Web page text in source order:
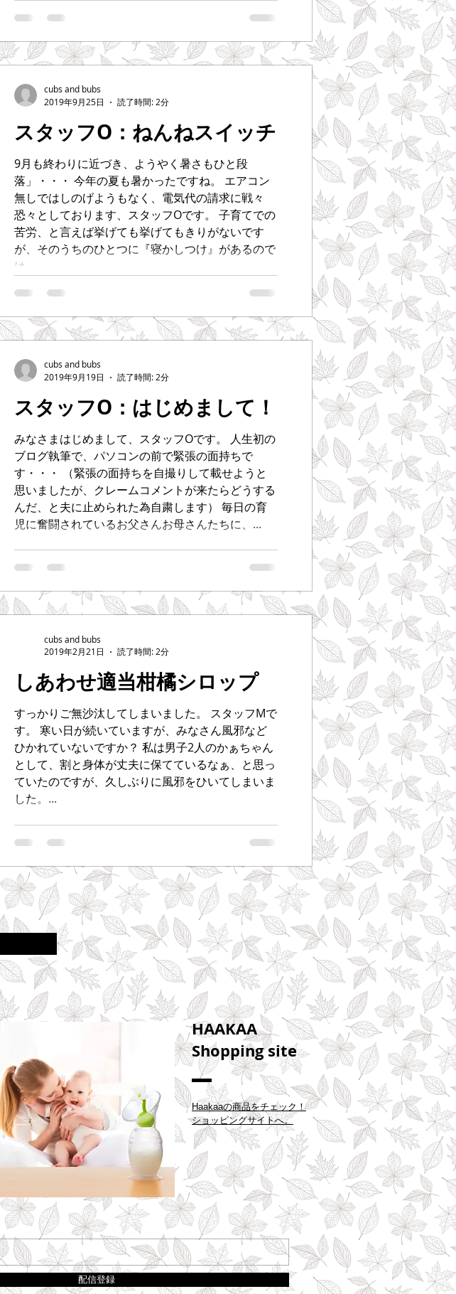
スタッフO：ねんねスイッチ
9月も終わりに近づき、ようやく暑さもひと段
落」・・・ 今年の夏も暑かったですね。 エアコン
無しではしのげようもなく、電気代の請求に戦々
恐々としております、スタッフOです。 子育てでの
苦労、と言えば挙げても挙げてもきりがないです
が、そのうちのひとつに『寝かしつけ』があるので
は...
cubs and bubs
2019年9月25日
読了時間: 2分
スタッフO：はじめまして！
みなさまはじめまして、スタッフOです。 人生初の
ブログ執筆で、パソコンの前で緊張の面持ちで
す・・・ （緊張の面持ちを自撮りして載せようと
思いましたが、クレームコメントが来たらどうする
んだ、と夫に止められた為自粛します） 毎日の育
児に奮闘されているお父さんお母さんたちに、...
cubs and bubs
2019年9月19日
読了時間: 2分
しあわせ適当柑橘シロップ
すっかりご無沙汰してしまいました。 スタッフMで
す。 寒い日が続いていますが、みなさん風邪など
ひかれていないですか？ 私は男子2人のかぁちゃん
として、割と身体が丈夫に保てているなぁ、と思っ
ていたのですが、久しぶりに風邪をひいてしまいま
した。...
cubs and bubs
2019年2月21日
読了時間: 2分
HAAKAA
Shopping site
Haakaaの商品をチェック！
ショッピングサイトへ。
配信登録